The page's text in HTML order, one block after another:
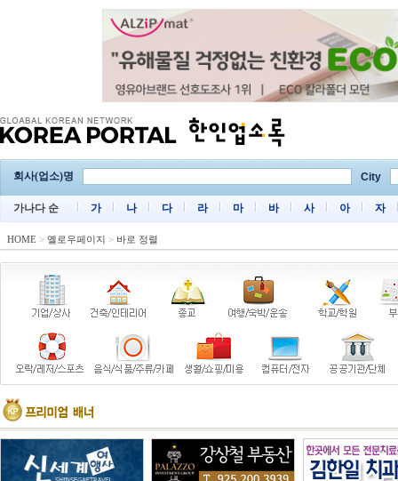
회사(업소)명 City
가나다 순 가 나 다 라 마 바 사 아 자
HOME > 옐로우페이지 > 바로 정렬